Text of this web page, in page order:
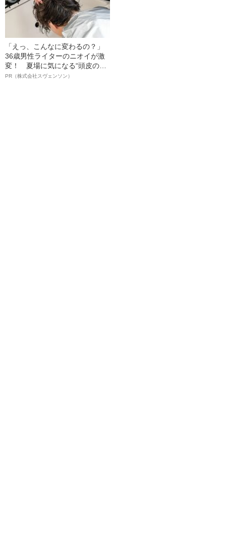
「えっ、こんなに変わるの？」
36歳男性ライターのニオイが激
変！ 夏場に気になる“頭皮のニ
オイ”や“ベタつき”を解消す
PR（株式会社スヴェンソン）